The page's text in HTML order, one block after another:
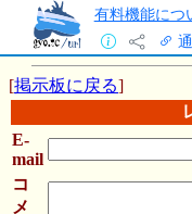
有料機能につ